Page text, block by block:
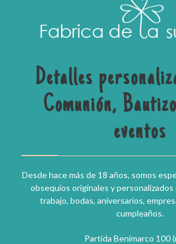
Detalles
Comunión,
eventos
Desde hace más de 18 años, somos
obsequios originales y
trabajo, bodas, aniversarios,
cumpleaños.
Partida Benimarco 100